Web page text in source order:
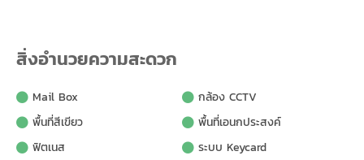
สิ่งอำนวยความสะดวก
Mail Box
กล้อง CCTV
พื้นที่สีเขียว
พื้นที่เอนกประสงค์
ฟิตเนส
ระบบ Keycard